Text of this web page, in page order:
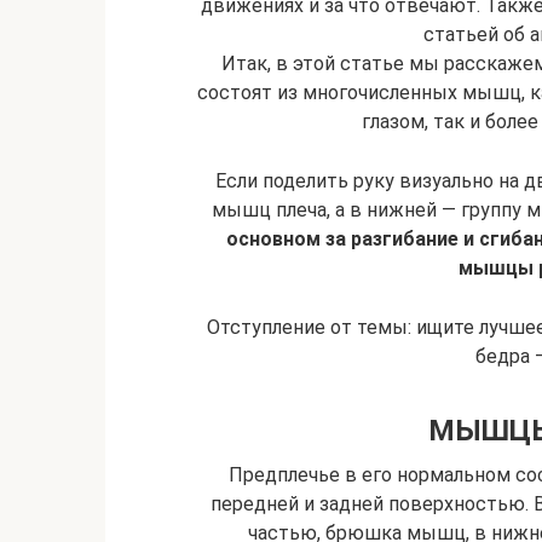
движениях и за что отвечают.
статьей об
Итак, в этой статье мы
состоят из многочисленных мышц,
глазом, так и
Если поделить руку визуально на
мышц плеча, а в нижней — группу
основном за разгибание и
мышцы
Отступление от темы: ищите
бедра
Предплечье в его нормальном
передней и задней поверхностью.
частью, брюшка мышц, в